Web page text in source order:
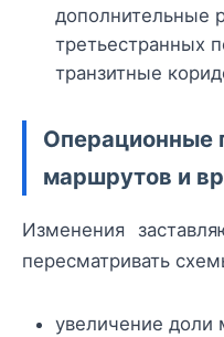
дополнительные
третьестранных
транзитные
Операционные
маршрутов и
Изменения
пересматривать
увеличение доли